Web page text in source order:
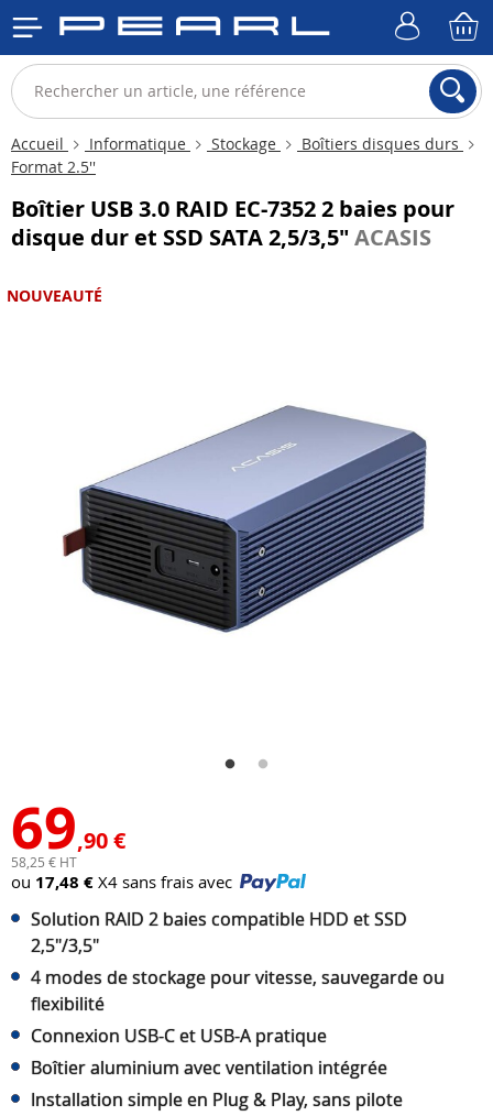
Accueil Informatique Stockage
Boîtiers disques durs
Format 2.5''
Boîtier USB 3.0 RAID EC-7352 2 baies pour
disque dur et SSD SATA 2,5/3,5"ACASIS
NOUVEAUTÉ
69,90 €
58,25 € HT
ou 17,48 € X4 sans frais avec
Solution RAID 2 baies compatible HDD et SSD
2,5"/3,5"
4 modes de stockage pour vitesse, sauvegarde ou
flexibilité
Connexion USB-C et USB-A pratique
Boîtier aluminium avec ventilation intégrée
Installation simple en Plug & Play, sans pilote